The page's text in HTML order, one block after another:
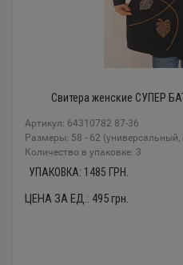
Свитера женские СУПЕР
Артикул: 64310782 87-36
Размеры: 58 - 62 (универсальный,
Количество в упаковке: 3
УПАКОВКА: 1485 ГРН.
ЦЕНА ЗА ЕД.: 495грн.